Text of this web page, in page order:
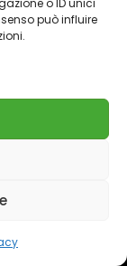
o ID unici
può influire